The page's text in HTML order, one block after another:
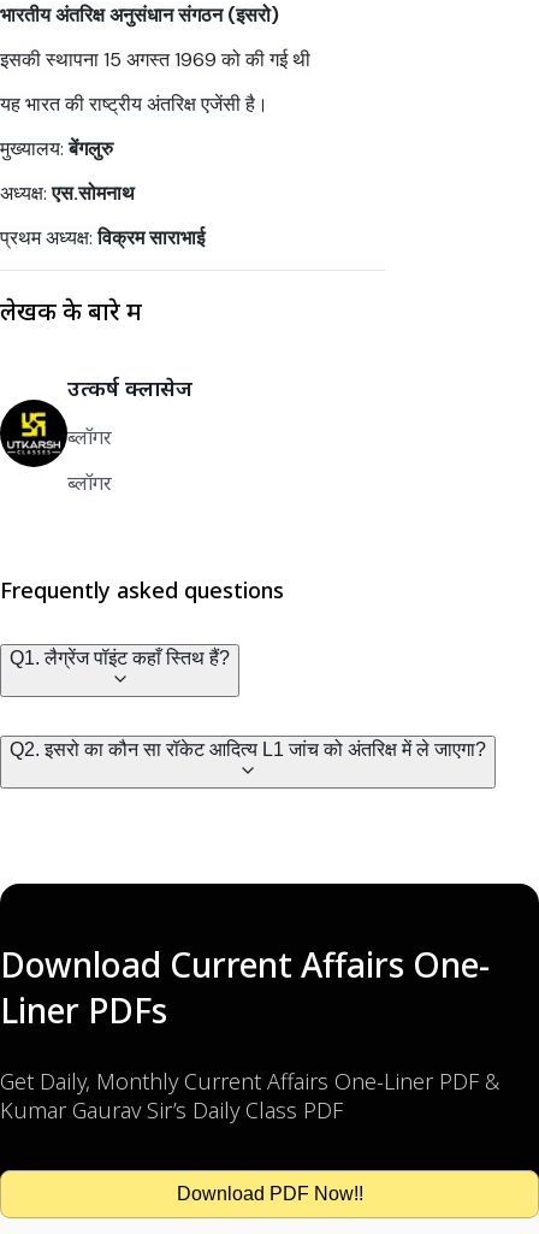
भारतीय अंतरिक्ष अनुसंधान संगठन (इसरो)
इसकी स्थापना 15 अगस्त 1969 को की गई थी
यह भारत की राष्ट्रीय अंतरिक्ष एजेंसी है।
मुख्यालय:बेंगलुरु
अध्यक्ष:एस.सोमनाथ
प्रथम अध्यक्ष:विक्रम साराभाई
लेखक के बारे में
उत्कर्ष क्लासेज
ब्लॉगर
ब्लॉगर
Frequently asked questions
Q1. लैग्रेंज पॉइंट कहाँ स्तिथ हैं?
Q2. इसरो का कौन सा रॉकेट आदित्य L1 जांच को अंतरिक्ष में ले जाएगा?
Download Current Affairs One-
Liner PDFs
Get Daily, Monthly Current Affairs One-Liner PDF &
Kumar Gaurav Sir’s Daily Class PDF
Download PDF Now!!